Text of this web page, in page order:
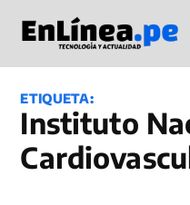
contenido
ETIQUETA:
Instituto Nacional